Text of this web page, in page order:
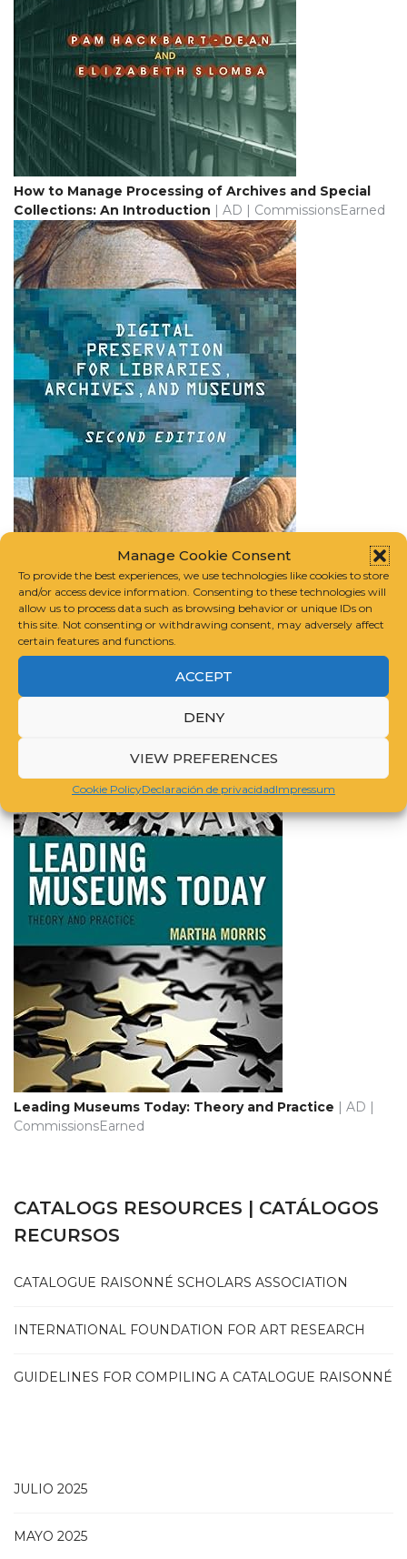
Manage Cookie Consent
To provide the best experiences, we use technologies like cookies to store
and/or access device information. Consenting to these technologies will
allow us to process data such as browsing behavior or unique IDs on
this site. Not consenting or withdrawing consent, may adversely affect
certain features and functions.
ACCEPT
DENY
VIEW PREFERENCES
Cookie PolicyDeclaración de privacidadImpressum
How to Manage Processing of Archives and Special
Collections: An Introduction | AD | CommissionsEarned
Digital Preservation for Libraries, Archives, and
| AD | CommissionsEarned
Leading Museums Today: Theory and Practice | AD |
CommissionsEarned
CATALOGS RESOURCES | CATÁLOGOS
RECURSOS
CATALOGUE RAISONNÉ SCHOLARS ASSOCIATION
INTERNATIONAL FOUNDATION FOR ART RESEARCH
GUIDELINES FOR COMPILING A CATALOGUE RAISONNÉ
JULIO 2025
MAYO 2025